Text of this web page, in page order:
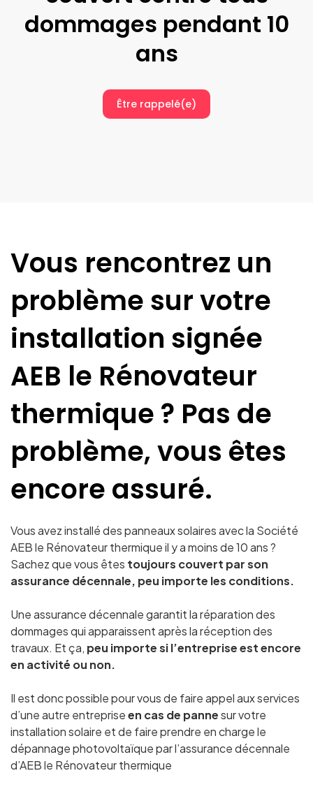
dommages pendant 10
ans
Être rappelé(e)
Vous rencontrez un
problème sur votre
installation signée
AEB le Rénovateur
thermique ? Pas de
problème, vous êtes
encore assuré.
Vous avez installé des panneaux solaires avec la Société
AEB le Rénovateur thermiqueil y a moins de 10 ans ?
Sachez que vous êtes toujours couvert par son
assurance décennale, peu importe les conditions.
Une assurance décennale garantit la réparation des
dommages qui apparaissent après la réception des
travaux. Et ça, peu importe si l’entreprise est encore
en activité ou non.
Il est donc possible pour vous de faire appel aux services
d’une autre entrepriseen cas de pannesur votre
installation solaire et de faire prendre en charge le
dépannage photovoltaïque par l’assurance décennale
d’AEB le Rénovateur thermique